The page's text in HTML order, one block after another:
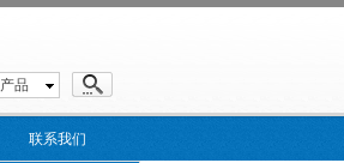
产品
联系我们